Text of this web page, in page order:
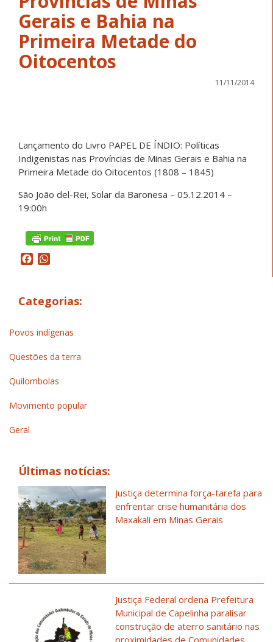
Gerais e Bahia na
Primeira Metade do
Oitocentos
11/11/2014
Lançamento do Livro PAPEL DE ÍNDIO: Políticas
Indigenistas nas Províncias de Minas Gerais e Bahia na
Primeira Metade do Oitocentos (1808 – 1845)
São João del-Rei, Solar da Baronesa – 05.12.2014 –
19:00h
Facebook
Categorias:
Povos indígenas
Questões da terra
Quilombolas
Movimento popular
Geral
Últimas notícias:
Justiça determina força-tarefa para
enfrentar crise humanitária dos
Maxakali em Minas Gerais
Justiça Federal ordena Prefeitura
Municipal de Capelinha paralisar
construção de aterro sanitário nas
proximidades de Comunidades